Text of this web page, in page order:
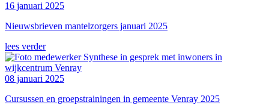
16 januari 2025
Nieuwsbrieven mantelzorgers januari 2025
lees verder
08 januari 2025
Cursussen en groepstrainingen in gemeente Venray 2025